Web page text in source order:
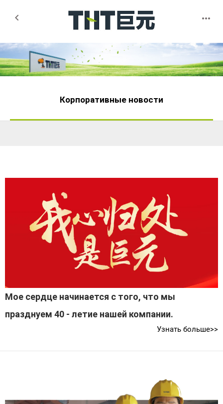
 
Корпоративные новости
Мое сердце начинается с того, что мы
празднуем 40 - летие нашей компании.
Узнать больше>>